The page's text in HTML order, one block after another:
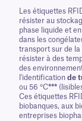
Les étiquettes
résister au
phase liquide et
dans les
transport sur de la
résister à des
des
l'identification de
ou 56 °C***
Ces étiquettes
biobanques, aux
entreprises